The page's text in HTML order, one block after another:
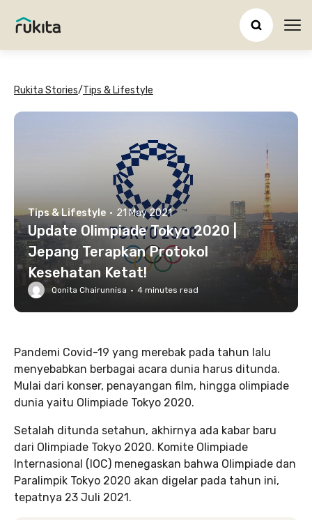
Rukita Stories/Tips & Lifestyle
Tips & Lifestyle · 21 May 2021
Update Olimpiade Tokyo 2020 |
Jepang Terapkan Protokol
Kesehatan Ketat!
Qonita Chairunnisa · 4 minutes read
Pandemi Covid-19 yang merebak pada tahun lalu
menyebabkan berbagai acara dunia harus ditunda.
Mulai dari konser, penayangan film, hingga olimpiade
dunia yaitu Olimpiade Tokyo 2020.
Setalah ditunda setahun, akhirnya ada kabar baru
dari Olimpiade Tokyo 2020. Komite Olimpiade
Internasional (IOC) menegaskan bahwa Olimpiade dan
Paralimpik Tokyo 2020 akan digelar pada tahun ini,
tepatnya 23 Juli 2021.